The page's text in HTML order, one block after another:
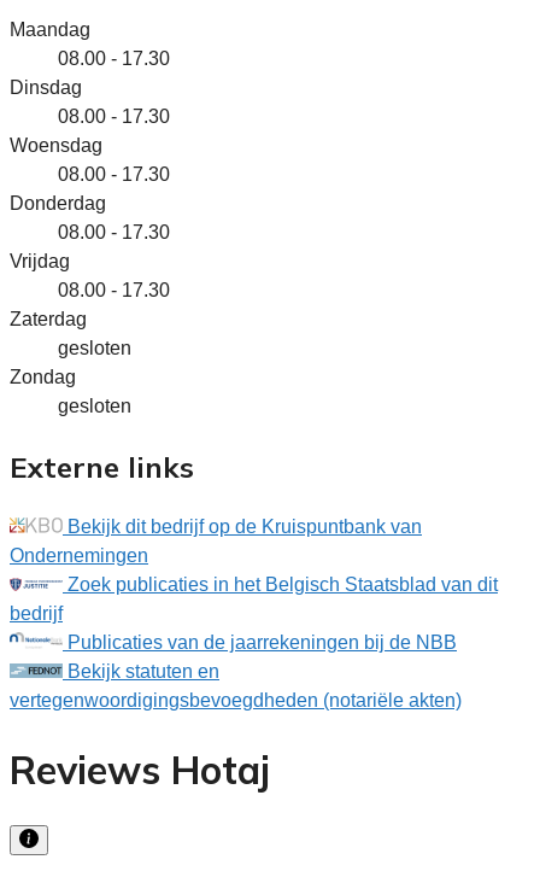
Maandag
08.00 - 17.30
Dinsdag
08.00 - 17.30
Woensdag
08.00 - 17.30
Donderdag
08.00 - 17.30
Vrijdag
08.00 - 17.30
Zaterdag
gesloten
Zondag
gesloten
Externe links
Bekijk dit bedrijf op de Kruispuntbank van
Ondernemingen
Zoek publicaties in het Belgisch Staatsblad van dit
bedrijf
Publicaties van de jaarrekeningen bij de NBB
Bekijk statuten en
vertegenwoordigingsbevoegdheden (notariële akten)
Reviews Hotaj